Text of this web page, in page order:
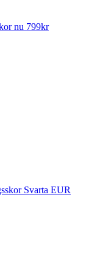
nu 799kr
Svarta EUR